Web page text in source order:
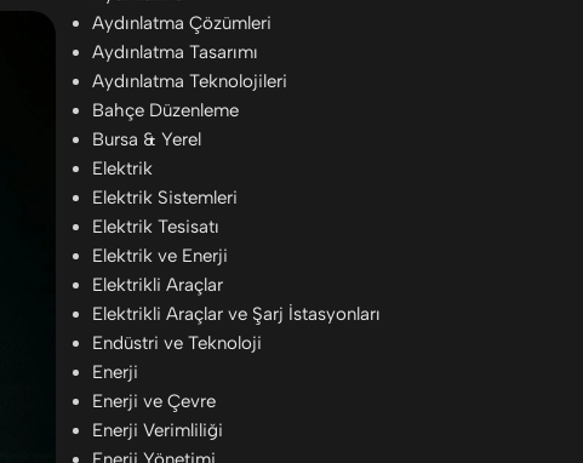
Aydınlatma Çözümleri
Aydınlatma Tasarımı
Aydınlatma Teknolojileri
Bahçe Düzenleme
Bursa & Yerel
Elektrik
Elektrik Sistemleri
Elektrik Tesisatı
Elektrik ve Enerji
Elektrikli Araçlar
Elektrikli Araçlar ve Şarj İstasyonları
Endüstri ve Teknoloji
Enerji
Enerji ve Çevre
Enerji Verimliliği